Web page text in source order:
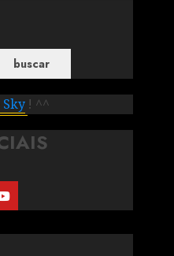
buscar
! ^^